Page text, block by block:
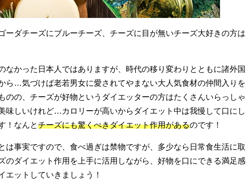
ーダチーズにブルーチーズ、チーズに目が無いチーズ大好きの方は
なかった日本人ではありますが、時代の移り変わりとともに諸外国
ら…気づけば老若男女に愛されてやまない大人気食材の仲間入りを
のの、チーズが好物というダイエッターの方はたくさんいらっしゃ
味しいけれど…カロリーが高いからダイエット中は我慢して口にし
！なんとチーズにも驚くべきダイエット作用があるのです！
は事実ですので、食べ過ぎは禁物ですが、多少なら日常食生活に取
のダイエット作用を上手に活用しながら、好物を口にできる満足感
エットしていきましょう！